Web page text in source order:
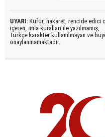
UYARI: Küfür, hakaret, rencide edici
içeren, imla kuralları ile yazılmamış,
Türkçe karakter kullanılmayan ve
onaylanmamaktadır.